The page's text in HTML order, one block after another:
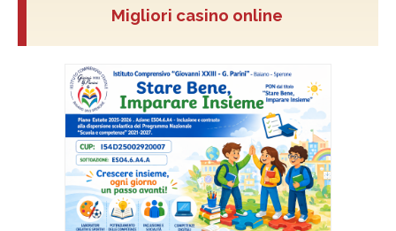
Migliori casino online